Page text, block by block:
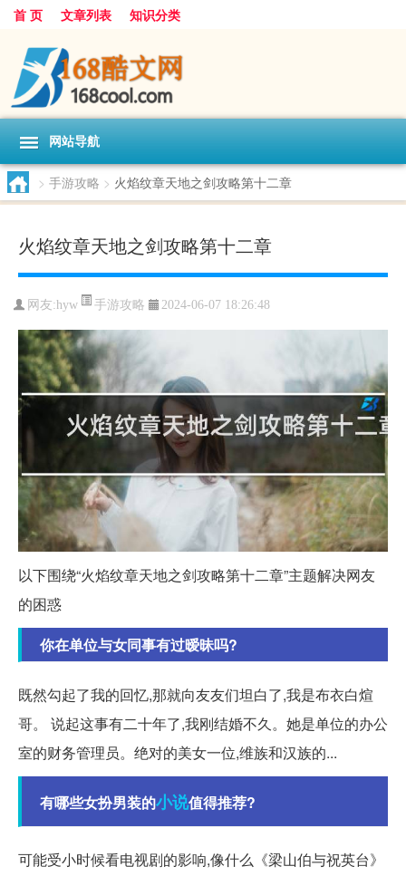
首 页 文章列表 知识分类
网站导航
> 手游攻略 > 火焰纹章天地之剑攻略第十二章
火焰纹章天地之剑攻略第十二章
网友:hyw 手游攻略 2024-06-07 18:26:48
以下围绕“火焰纹章天地之剑攻略第十二章”主题解决网友
的困惑
你在单位与女同事有过暧昧吗?
既然勾起了我的回忆,那就向友友们坦白了,我是布衣白煊
哥。 说起这事有二十年了,我刚结婚不久。她是单位的办公
室的财务管理员。绝对的美女一位,维族和汉族的...
有哪些女扮男装的小说值得推荐?
可能受小时候看电视剧的影响,像什么《梁山伯与祝英台》